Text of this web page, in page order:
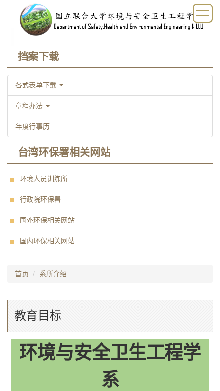
区
挡案下载
各式表单下载
章程办法
年度行事历
台湾环保署相关网站
环境人员训练所
行政院环保署
国外环保相关网站
国内环保相关网站
首页 系所介绍
教育目标
环境与安全卫生工程学
系